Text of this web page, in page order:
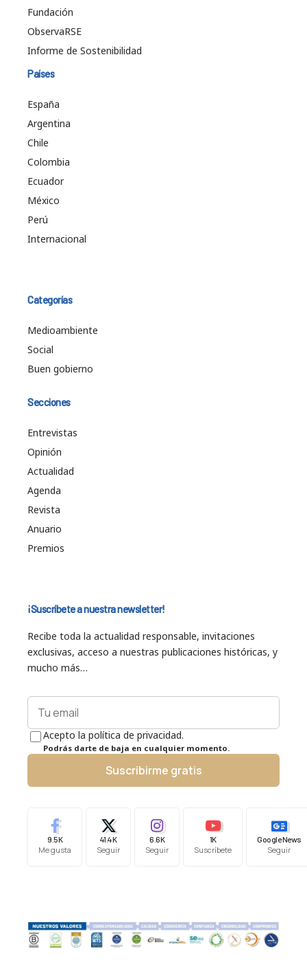
Fundación
ObservaRSE
Informe de Sostenibilidad
Países
España
Argentina
Chile
Colombia
Ecuador
México
Perú
Internacional
Categorías
Medioambiente
Social
Buen gobierno
Secciones
Entrevistas
Opinión
Actualidad
Agenda
Revista
Anuario
Premios
¡Suscríbete a nuestra newsletter!
Recibe toda la actualidad responsable, invitaciones
exclusivas, acceso a nuestras publicaciones históricas, y
mucho más…
Acepto la política de privacidad.
Podrás darte de baja en cualquier momento.
Suscribirme gratis
9.5K
Me gusta
41.4K
Seguir
6.6K
Seguir
1K
Suscríbete
Google News
Seguir